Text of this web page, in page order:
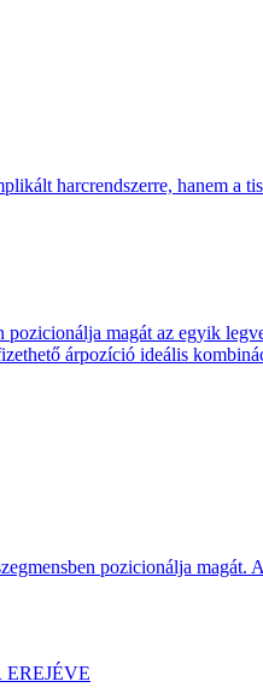
harcrendszerre, hanem a
magát az egyik
árpozíció ideális
pozicionálja magát.